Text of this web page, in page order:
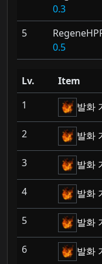
0.3
5
0.5
Lv.
Item
1
발화
2 발화
3 발화
4 발화
5 발화
6 발화